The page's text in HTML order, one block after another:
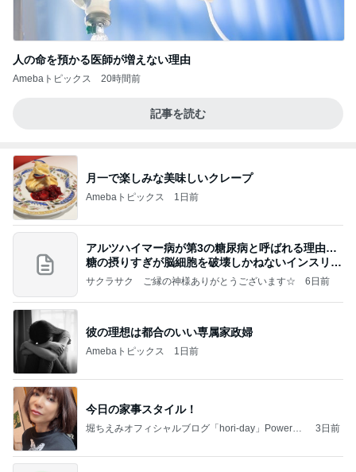
人の命を預かる医師が増えない理由
Amebaトピックス 20時間前
記事を読む
月一で楽しみな美味しいクレープ
Amebaトピックス 1日前
アルツハイマー病が第3の糖尿病と呼ばれる理由…
糖の摂りすぎが脳細胞を破壊しかねないインスリン
の恐
サクラサク ご縁の神様ありがとうございます☆ 6日前
彼の理想は都合のいい専属家政婦
Amebaトピックス 1日前
今日の家事スタイル！
堀ちえみオフィシャルブログ「hori-day」Powered
3日前